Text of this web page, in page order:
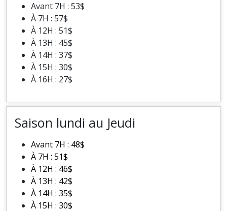
Avant 7H : 53$
À 7H : 57$
À 12H : 51$
À 13H : 45$
À 14H : 37$
À 15H : 30$
À 16H : 27$
Saison lundi au Jeudi
Avant 7H : 48$
À 7H : 51$
À 12H : 46$
À 13H : 42$
À 14H : 35$
À 15H : 30$